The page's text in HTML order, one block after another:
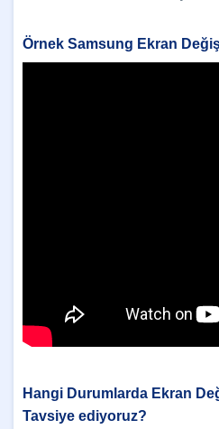
Örnek Samsung Ekran
Hangi Durumlarda Ekran
Tavsiye ediyoruz?